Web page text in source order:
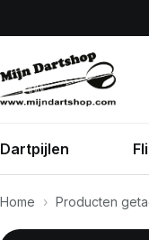
Dartpijlen
Home › Producten